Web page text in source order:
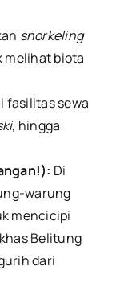
snorkeling
melihat biota
fasilitas sewa
, hingga
Di
warung
mencicipi
Belitung
dari